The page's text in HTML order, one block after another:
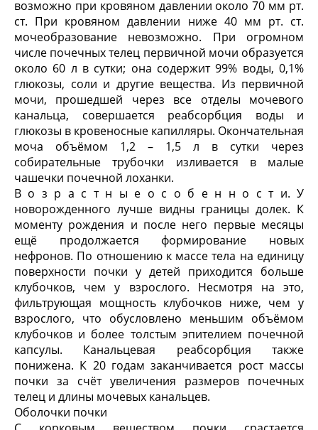
возможно при кровяном давлении около 70 мм рт.
ст. При кровяном давлении ниже 40 мм рт. ст.
мочеобразование невозможно. При огромном
числе почечных телец первичной мочи образуется
около 60 л в сутки; она содержит 99% воды, 0,1%
глюкозы, соли и другие вещества. Из первичной
мочи, прошедшей через все отделы мочевого
канальца, совершается реабсорбция воды и
глюкозы в кровеносные капилляры. Окончательная
моча объёмом 1,2 – 1,5 л в сутки через
собирательные трубочки изливается в малые
чашечки почечной лоханки.
В о з р а с т н ы е о с о б е н н о с т и. У
новорожденного лучше видны границы долек. К
моменту рождения и после него первые месяцы
ещё продолжается формирование новых
нефронов. По отношению к массе тела на единицу
поверхности почки у детей приходится больше
клубочков, чем у взрослого. Несмотря на это,
фильтрующая мощность клубочков ниже, чем у
взрослого, что обусловлено меньшим объёмом
клубочков и более толстым эпителием почечной
капсулы. Канальцевая реабсорбция также
понижена. К 20 годам заканчивается рост массы
почки за счёт увеличения размеров почечных
телец и длины мочевых канальцев.
Оболочки почки